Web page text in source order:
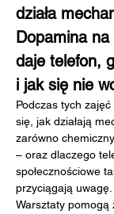
działa
Dopamina
daje telefon,
i jak się nie
Podczas tych
się, jak działają
zarówno
– oraz dlaczego
społecznościowe
przyciągają uwagę.
Warsztaty pomogą